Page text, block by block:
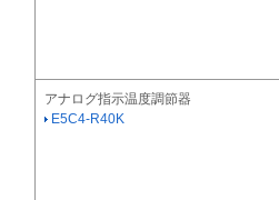
アナログ指示温度調節器
E5C4-R40K